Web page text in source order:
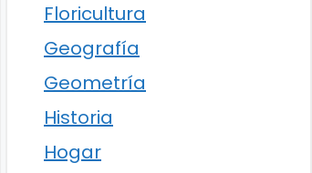
Floricultura
Geografía
Geometría
Historia
Hogar